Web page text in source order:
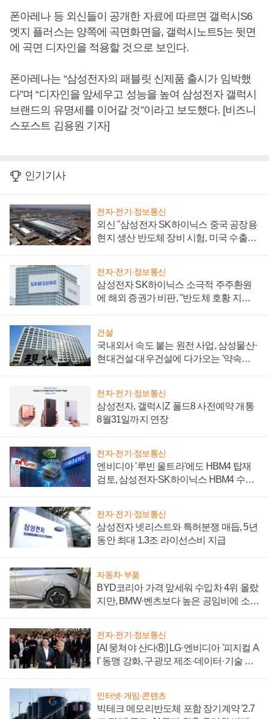
폰아레나 등 외신들이 공개한 자료에 따르면 갤럭시S6
엣지 플러스는 양쪽에 곡면화면을, 갤럭시노트5는 뒷면
에 곡면 디자인을 적용할 것으로 보인다.
폰아레나는 “삼성전자의 패블릿 신제품 출시가 임박했
다”며 “디자인을 앞세우고 성능을 높여 삼성전자 갤럭시
브랜드의 유명세를 이어갈 것”이라고 보도했다. [비즈니
스포스트 김용원 기자]
인기기사
전자·전기·정보통신
외신 "삼성전자 SK하이닉스 중국 공장용
현지 생산 반도체 장비 시험, 미국 수출통
전자·전기·정보통신
삼성전자 SK하이닉스 소극적 주주환원
에 해외 증권가 비판, "반도체 호황 지속
건설
국내외서 속도 붙는 원전 사업, 삼성물산·
현대건설·대우건설에 다가오는 '약속의
전자·전기·정보통신
삼성전자, 갤럭시Z 폴드8 사전예약 개통
8월31일까지 연장
전자·전기·정보통신
엔비디아 '루빈 울트라'에도 HBM4 탑재
검토, 삼성전자·SK하이닉스 HBM4 수율
전자·전기·정보통신
삼성전자 넷리스트와 특허분쟁 매듭, 5년
동안 최대 1.3조 라이선스비 지급
자동차·부품
BYD코리아 가격 앞세워 수입차 4위 올랐
지만, BMW·벤츠보다 높은 공임비에 소비
전자·전기·정보통신
[AI 뭉쳐야 산다⑧] LG·엔비디아 '피지컬 A
I' 동맹 강화, 구광모 제조·데이터·기술 결
인터넷·게임·콘텐츠
빅테크 메모리반도체 포함 장기계약 '2.7